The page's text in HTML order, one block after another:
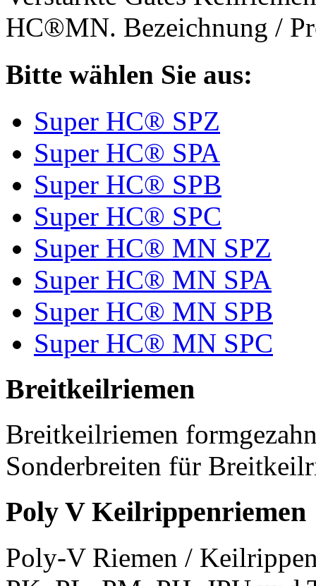
HC®MN. Bezeichnung /
Bitte wählen Sie aus:
Super HC® SPZ
Super HC® SPA
Super HC® SPB
Super HC® SPC
Super HC® MN SPZ
Super HC® MN SPA
Super HC® MN SPB
Super HC® MN SPC
Breitkeilriemen
Breitkeilriemen
Sonderbreiten für
Poly V Keilrippenriemen
Poly-V Riemen /